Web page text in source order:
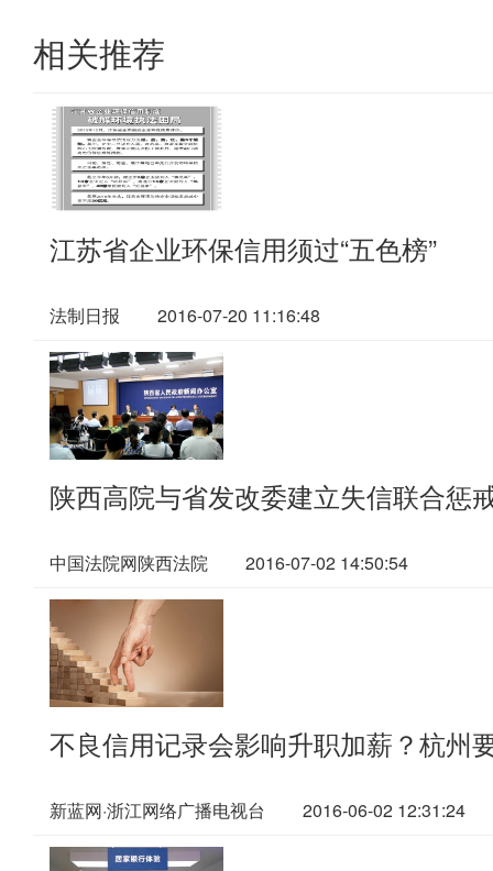
相关推荐
江苏省企业环保信用须过“五色榜”
法制日报 2016-07-20 11:16:48
陕西高院与省发改委建立失信联合惩
中国法院网陕西法院 2016-07-02 14:50:54
不良信用记录会影响升职加薪？杭州
新蓝网·浙江网络广播电视台 2016-06-02 12:31:24